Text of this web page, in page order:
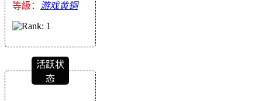
等級： 游戏黄铜
活跃状
态